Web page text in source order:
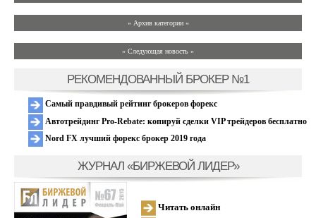
» Архив категории «
» Следующая новость »
РЕКОМЕНДОВАННЫЙ БРОКЕР №1
Самый правдивый рейтинг брокеров форекс
Автотрейдинг Pro-Rebate: копируй сделки VIP трейдеров бесплатно
Nord FX лучший форекс брокер 2019 года
ЖУРНАЛ «БИРЖЕВОЙ ЛИДЕР»
Читать онлайн